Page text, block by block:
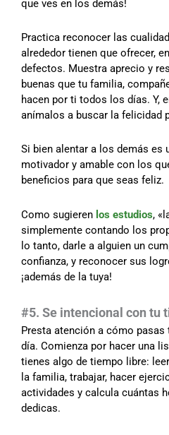
que ves en los demás!
Practica reconocer las
alrededor tienen que ofrecer,
defectos. Muestra aprecio y
buenas que tu familia,
hacen por ti todos los días. Y,
anímalos a buscar la felicidad
Si bien alentar a los demás es
motivador y amable con los
beneficios para que seas feliz.
Como sugieren los estudios,
simplemente contando los
lo tanto, darle a alguien un
confianza, y reconocer sus
¡además de la tuya!
#5. Se intencional con tu
Presta atención a cómo pasas
día. Comienza por hacer una
tienes algo de tiempo libre:
la familia, trabajar, hacer
actividades y calcula cuántas
dedicas.